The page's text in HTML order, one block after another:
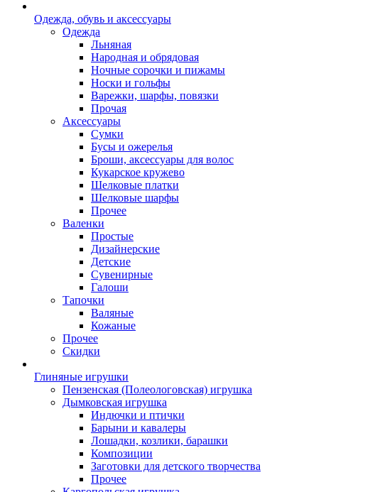
Одежда, обувь и аксессуары
Одежда
Льняная
Народная и обрядовая
Ночные сорочки и пижамы
Носки и гольфы
Варежки, шарфы, повязки
Прочая
Аксессуары
Сумки
Бусы и ожерелья
Броши, аксессуары для волос
Кукарское кружево
Шелковые платки
Шелковые шарфы
Прочее
Валенки
Простые
Дизайнерские
Детские
Сувенирные
Галоши
Тапочки
Валяные
Кожаные
Прочее
Скидки
Глиняные игрушки
Пензенская (Полеологовская) игрушка
Дымковская игрушка
Индючки и птички
Барыни и кавалеры
Лошадки, козлики, барашки
Композиции
Заготовки для детского творчества
Прочее